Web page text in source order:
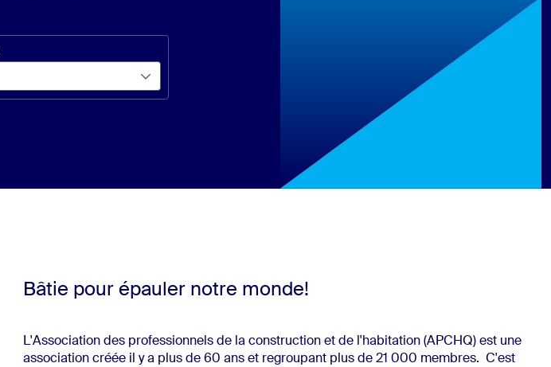
Bâtie pour épauler notre monde!
L'Association des professionnels de la construction et de l'habitation (APCHQ) est une
association créée il y a plus de 60 ans et regroupant plus de 21 000 membres. C'est